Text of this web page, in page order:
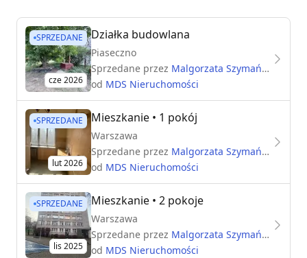
SPRZEDANE
cze 2026
Działka budowlana
Piaseczno
Sprzedane przez Malgorzata Szymańska
od MDS Nieruchomości
SPRZEDANE
lut 2026
Mieszkanie • 1 pokój
Warszawa
Sprzedane przez Malgorzata Szymańska
od MDS Nieruchomości
SPRZEDANE
lis 2025
Mieszkanie • 2 pokoje
Warszawa
Sprzedane przez Malgorzata Szymańska
od MDS Nieruchomości